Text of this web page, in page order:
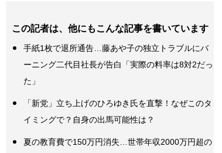
この記者は、他にもこんな記事を書いています
手紙1枚で退所通告…藤あや子の独立トラブルにバ
ーニング二代目社長が告白「実際の料率は8対2だっ
た」
「新党」立ち上げのひろゆき氏を直撃！なぜこのタ
イミングで？自身の出馬可能性は？
夏の教育費で150万円消失…世帯年収2000万円超の